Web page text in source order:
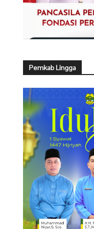
Pemkab Lingga